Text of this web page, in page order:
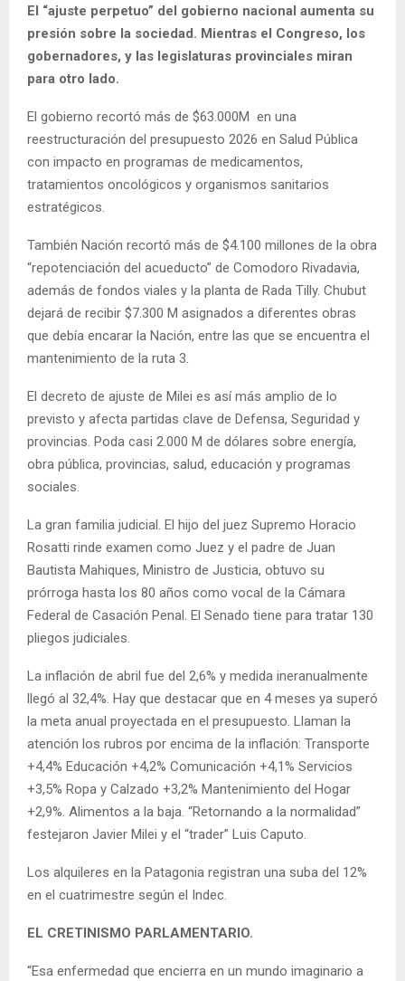
El “ajuste perpetuo” del gobierno nacional aumenta su
presión sobre la sociedad. Mientras el Congreso, los
gobernadores, y las legislaturas provinciales miran
para otro lado.
El gobierno recortó más de $63.000M en una
reestructuración del presupuesto 2026 en Salud Pública
con impacto en programas de medicamentos,
tratamientos oncológicos y organismos sanitarios
estratégicos.
También Nación recortó más de $4.100 millones de la obra
“repotenciación del acueducto” de Comodoro Rivadavia,
además de fondos viales y la planta de Rada Tilly. Chubut
dejará de recibir $7.300 M asignados a diferentes obras
que debía encarar la Nación, entre las que se encuentra el
mantenimiento de la ruta 3.
El decreto de ajuste de Milei es así más amplio de lo
previsto y afecta partidas clave de Defensa, Seguridad y
provincias. Poda casi 2.000 M de dólares sobre energía,
obra pública, provincias, salud, educación y programas
sociales.
La gran familia judicial. El hijo del juez Supremo Horacio
Rosatti rinde examen como Juez y el padre de Juan
Bautista Mahiques, Ministro de Justicia, obtuvo su
prórroga hasta los 80 años como vocal de la Cámara
Federal de Casación Penal. El Senado tiene para tratar 130
pliegos judiciales.
La inflación de abril fue del 2,6% y medida ineranualmente
llegó al 32,4%. Hay que destacar que en 4 meses ya superó
la meta anual proyectada en el presupuesto. Llaman la
atención los rubros por encima de la inflación: Transporte
+4,4% Educación +4,2% Comunicación +4,1% Servicios
+3,5% Ropa y Calzado +3,2% Mantenimiento del Hogar
+2,9%. Alimentos a la baja. “Retornando a la normalidad”
festejaron Javier Milei y el “trader” Luis Caputo.
Los alquileres en la Patagonia registran una suba del 12%
en el cuatrimestre según el Indec.
EL CRETINISMO PARLAMENTARIO.
“Esa enfermedad que encierra en un mundo imaginario a